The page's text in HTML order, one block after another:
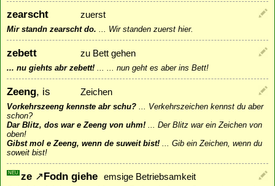
zearscht zuerst
Mir standn zearscht do. ... Wir standen zuerst hier.
zebett zu Bett gehen
... nu giehts abr zebett! ... ... nun geht es aber ins Bett!
Zeeng, is Zeichen
Vorkehrszeeng kennste abr schu? ... Verkehrszeichen kennst du aber
schon?
Dar Blitz, dos war e Zeeng von uhm! ... Der Blitz war ein Zeichen von
oben!
Gibst mol e Zeeng, wenn de suweit bist! ... Gib ein Zeichen, wenn du
soweit bist!
NEU ze ↗Fodn giehe emsige Betriebsamkeit